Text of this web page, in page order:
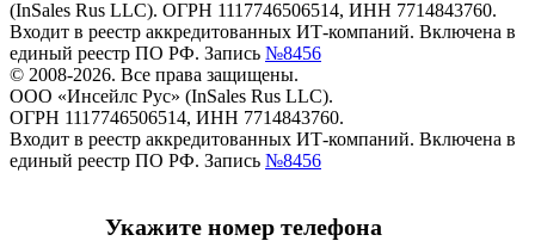
(InSales Rus LLC). ОГРН 1117746506514, ИНН 7714843760.
Входит в реестр аккредитованных ИТ-компаний. Включена в
единый реестр ПО РФ. Запись №8456
© 2008-2026. Все права защищены.
ООО «Инсейлс Рус» (InSales Rus LLC).
ОГРН 1117746506514, ИНН 7714843760.
Входит в реестр аккредитованных ИТ-компаний. Включена в
единый реестр ПО РФ. Запись №8456
Укажите номер телефона